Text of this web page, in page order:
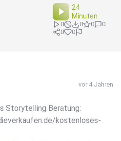
24
Minuten
0 0 0
0
0
0
vor 4 Jahren
Storytelling Beratung:
kostenloses-